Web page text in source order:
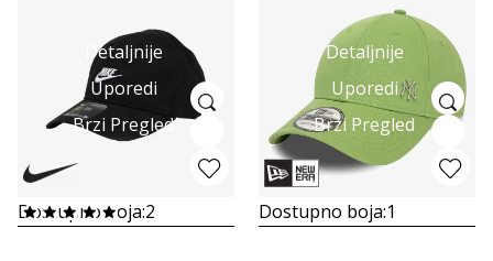
Detaljnije
Uporedi
Brzi Pregled
Dostupno boja:2
Detaljnije
Uporedi
Brzi Pregled
Dostupno boja:1